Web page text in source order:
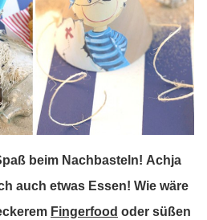
beim Nachbasteln! Achja
auch etwas Essen! Wie wäre
Fingerfood oder süßen